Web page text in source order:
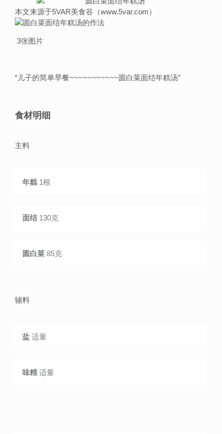
本文来源于5VAR美食谷（www.5var.com）
3张图片
“ 儿子的简单早餐~~~~~~~~~~~圆白菜面结年糕汤”
食材明细
主料
年糕 1根
面结 130克
圆白菜 85克
辅料
盐 适量
味精 适量